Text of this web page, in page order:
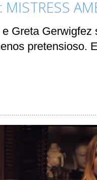
Greta Gerwigfez
pretensioso.